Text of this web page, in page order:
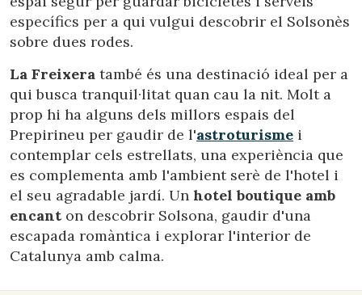
específics per a qui vulgui descobrir el Solsonès
sobre dues rodes.
La Freixera també és una destinació ideal per a
qui busca tranquil·litat quan cau la nit. Molt a
prop hi ha alguns dels millors espais del
Prepirineu per gaudir de l'astroturisme i
contemplar cels estrellats, una experiència que
es complementa amb l'ambient serè de l'hotel i
el seu agradable jardí. Un hotel boutique amb
encant on descobrir Solsona, gaudir d'una
escapada romàntica i explorar l'interior de
Catalunya amb calma.
perfils de navegació dels usuaris per introduir millores en
funció de l'anàlisi de les dades d'ús que fan els usuaris del
servei. Permeten desar la informació de preferència de
l'usuari per millorar la qualitat dels nostres serveis i oferir
Marketing i publicitat
Aquestes cookies són utilitzades per emmagatzemar
informació sobre les preferències i les eleccions personals
de l'usuari a través de l'observació continuada dels seus
hàbits de navegació. Gràcies a elles, podem conèixer els
hàbits de navegació al lloc web i mostrar publicitat
relacionada amb el perfil de navegació de l'usuari.